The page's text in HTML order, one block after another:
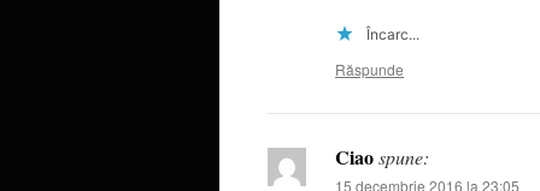
Încarc...
Răspunde
Ciaospune:
15 decembrie 2016 la 23:05